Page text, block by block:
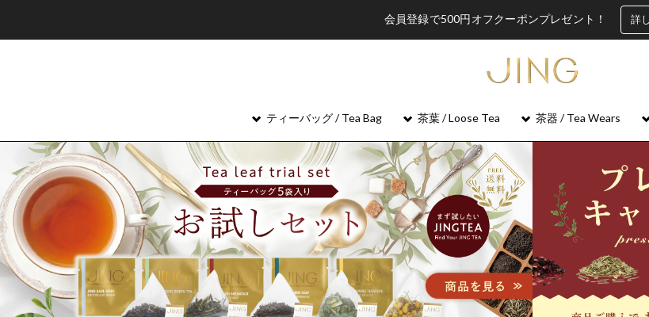
会員登録で500円オフクーポンプレゼント！ 詳
ティーバッグ / Tea Bag 茶葉 / Loose Tea 茶器 / Tea Wears